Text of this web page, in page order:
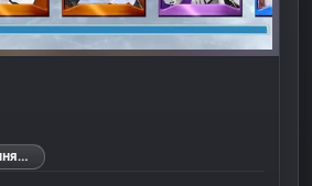
Платформы уточняются